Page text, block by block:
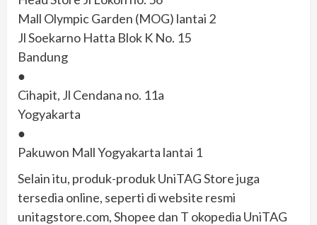
Mall Olympic Garden (MOG) lantai 2
Jl Soekarno Hatta Blok K No. 15
Bandung
●
Cihapit, Jl Cendana no. 11a
Yogyakarta
●
Pakuwon Mall Yogyakarta lantai 1
Selain itu, produk-produk UniTAG Store juga
tersedia online, seperti di website resmi
unitagstore.com, Shopee dan T okopedia UniTAG